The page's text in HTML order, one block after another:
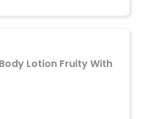
Lotion Fruity With